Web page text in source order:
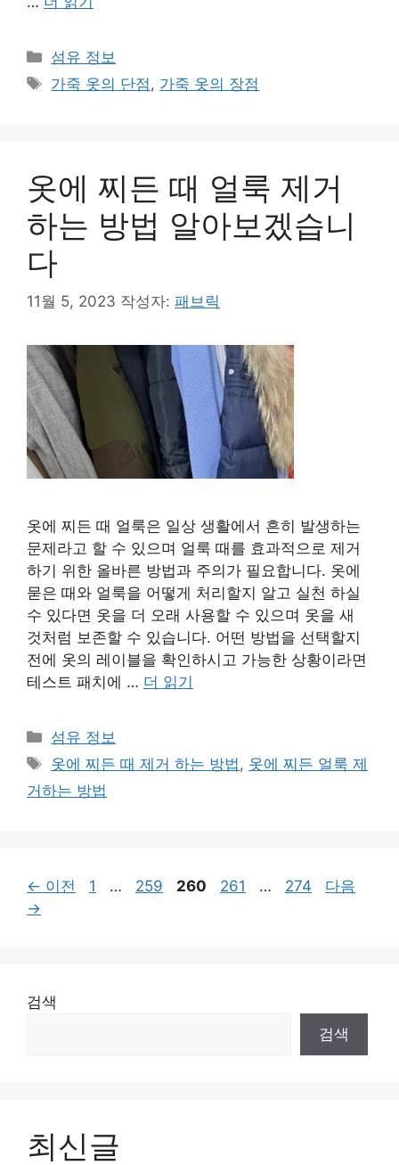
카
테
고
섬유 정보
태
가죽 옷의 단점 , 가죽 옷의 장점
옷에 찌든 때 얼룩 제거
하는 방법 알아보겠습니
다
11월 5, 2023 작성자: 패브릭
옷에 찌든 때 얼룩은 일상 생활에서 흔히 발생하는
문제라고 할 수 있으며 얼룩 때를 효과적으로 제거
하기 위한 올바른 방법과 주의가 필요합니다. 옷에
묻은 때와 얼룩을 어떻게 처리할지 알고 실천 하실
수 있다면 옷을 더 오래 사용할 수 있으며 옷을 새
것처럼 보존할 수 있습니다. 어떤 방법을 선택할지
전에 옷의 레이블을 확인하시고 가능한 상황이라면
테스트 패치에 … 더 읽기
카
테
리
섬유 정보
태
그
옷에 찌든 때 제거 하는 방법, 옷에 찌든 얼룩 제
거하는 방법
← 이전
페
1 …
페
259
페
260
페
261 …
페
274
다음
→
검색
검색
최신글